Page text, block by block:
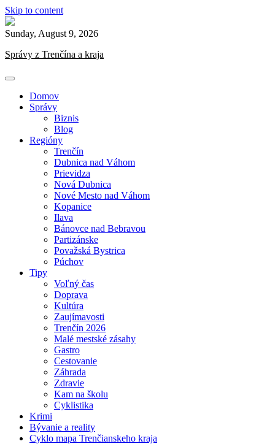
Skip to content
Sunday, August 9, 2026
Správy z Trenčína a kraja
Domov
Správy
Biznis
Blog
Regióny
Trenčín
Dubnica nad Váhom
Prievidza
Nová Dubnica
Nové Mesto nad Váhom
Kopanice
Ilava
Bánovce nad Bebravou
Partizánske
Považská Bystrica
Púchov
Tipy
Voľný čas
Doprava
Kultúra
Zaujímavosti
Trenčín 2026
Malé mestské zásahy
Gastro
Cestovanie
Záhrada
Zdravie
Kam na školu
Cyklistika
Krimi
Bývanie a reality
Cyklo mapa Trenčianskeho kraja